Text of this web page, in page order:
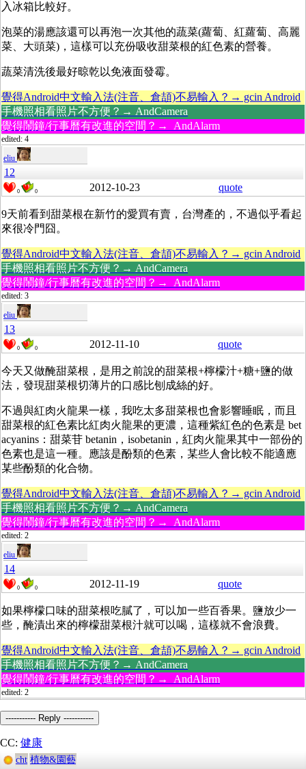
入冰箱比較好。
泡菜的湯應該還可以再泡一次其他的蔬菜(蘿蔔、紅蘿蔔、高麗
菜、大頭菜)，這樣可以充份吸收甜菜根的紅色素的營養。
蔬菜清洗後最好晾乾以免液面發霉。
覺得Android中文輸入法(注音、倉頡)不易輸入？→ gcin Android
手機照相看照片不方便？→ AndCamera
覺得鬧鐘/行事曆有改進的空間？→ AndAlarm
edited: 4
eliu
12
0 0 2012-10-23 quote
9天前看到甜菜根在新竹的愛買有賣，台灣產的，不過似乎看起
來很冷門囧。
覺得Android中文輸入法(注音、倉頡)不易輸入？→ gcin Android
手機照相看照片不方便？→ AndCamera
覺得鬧鐘/行事曆有改進的空間？→ AndAlarm
edited: 3
eliu
13
0 0 2012-11-10 quote
今天又做醃甜菜根，是用之前說的甜菜根+檸檬汁+糖+鹽的做
法，發現甜菜根切薄片的口感比刨成絲的好。
不過與紅肉火龍果一樣，我吃太多甜菜根也會影響睡眠，而且
甜菜根的紅色素比紅肉火龍果的更濃，這種紫紅色的色素是 bet
acyanins：甜菜苷 betanin，isobetanin，紅肉火龍果其中一部份的
色素也是這一種。應該是酚類的色素，某些人會比較不能適應
某些酚類的化合物。
覺得Android中文輸入法(注音、倉頡)不易輸入？→ gcin Android
手機照相看照片不方便？→ AndCamera
覺得鬧鐘/行事曆有改進的空間？→ AndAlarm
edited: 2
eliu
14
0 0 2012-11-19 quote
如果檸檬口味的甜菜根吃膩了，可以加一些百香果。鹽放少一
些，醃漬出來的檸檬甜菜根汁就可以喝，這樣就不會浪費。
覺得Android中文輸入法(注音、倉頡)不易輸入？→ gcin Android
手機照相看照片不方便？→ AndCamera
覺得鬧鐘/行事曆有改進的空間？→ AndAlarm
edited: 2
----------- Reply -----------
CC: 健康
cht 植物&園藝